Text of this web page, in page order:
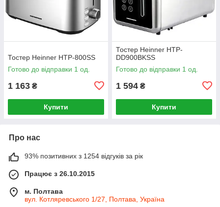
Тостер Heinner HTP-800SS
Готово до відправки 1 од.
1 163 ₴
Купити
Тостер Heinner HTP-
DD900BKSS
Готово до відправки 1 од.
1 594 ₴
Купити
Про нас
93% позитивних з 1254 відгуків за рік
Працює з 26.10.2015
м. Полтава
вул. Котляревського 1/27, Полтава, Україна